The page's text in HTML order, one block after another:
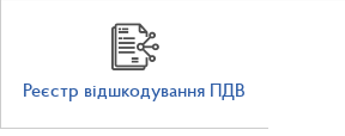
Реєстр відшкодування ПДВ